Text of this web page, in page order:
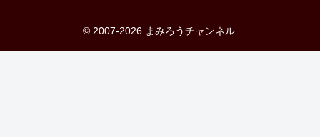
© 2007-2026 まみろうチャンネル.